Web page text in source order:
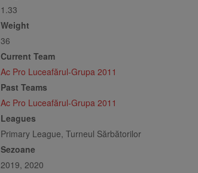
1.33
Weight
36
Current Team
Ac Pro Luceafărul-Grupa 2011
Past Teams
Ac Pro Luceafărul-Grupa 2011
Leagues
Primary League, Turneul Sărbătorilor
Sezoane
2019, 2020